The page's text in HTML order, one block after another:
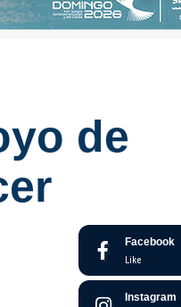
de
Facebook
Like
Instagram